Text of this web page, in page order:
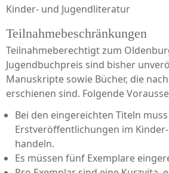
Kinder- und Jugendliteratur
Teilnahmebeschränkungen
Teilnahmeberechtigt zum
Jugendbuchpreis sind bisher
Manuskripte sowie Bücher, die
erschienen sind. Folgende
Bei den eingereichten Titeln
Erstveröffentlichungen im
handeln.
Es müssen fünf Exemplare